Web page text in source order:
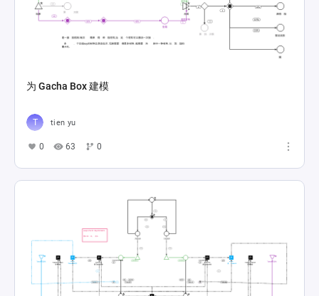
为 Gacha Box 建模
tien yu
0 63 0